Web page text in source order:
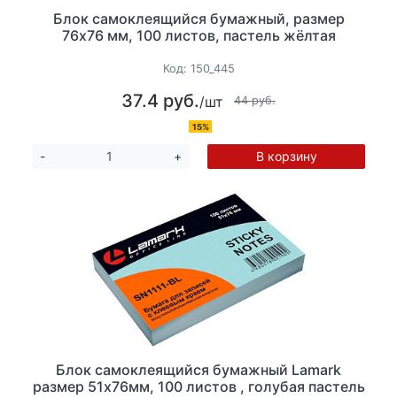
Блок самоклеящийся бумажный, размер
76х76 мм, 100 листов, пастель жёлтая
Код: 150_445
37.4 руб./шт 44 руб.
15%
- + В корзину
Блок самоклеящийся бумажный Lamark
размер 51х76мм, 100 листов , голубая пастель